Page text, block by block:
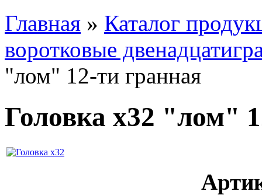
Главная » Каталог
воротковые
"лом" 12-ти гранная
Головка х32 "лом"